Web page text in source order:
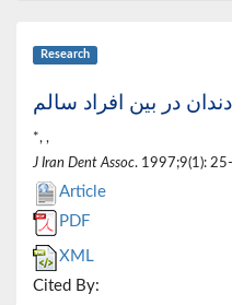
Research
در بین افراد سالم
*, ,
J Iran Dent Assoc. 1997;9(1):
Article
PDF
XML
Cited By: